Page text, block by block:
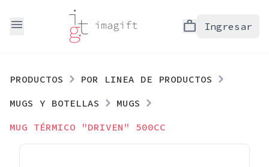
menu work Ingresar
PRODUCTOS
POR LINEA DE PRODUCTOS
MUGS Y BOTELLAS
MUGS
MUG TÉRMICO "DRIVEN" 500CC